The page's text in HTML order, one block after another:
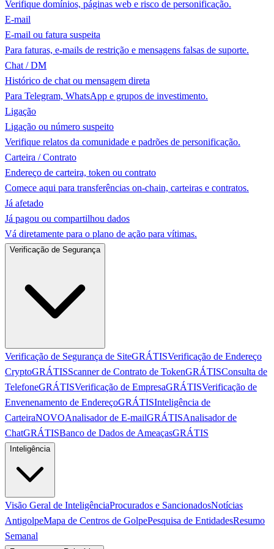
Verifique domínios, páginas web e risco de personificação.
E-mail
E-mail ou fatura suspeita
Para faturas, e-mails de restrição e mensagens falsas de suporte.
Chat / DM
Histórico de chat ou mensagem direta
Para Telegram, WhatsApp e grupos de investimento.
Ligação
Ligação ou número suspeito
Verifique relatos da comunidade e padrões de personificação.
Carteira / Contrato
Endereço de carteira, token ou contrato
Comece aqui para transferências on-chain, carteiras e contratos.
Já afetado
Já pagou ou compartilhou dados
Vá diretamente para o plano de ação para vítimas.
Verificação de Segurança
Verificação de Segurança de SiteGRÁTISVerificação de Endereço
CryptoGRÁTISScanner de Contrato de TokenGRÁTISConsulta de
TelefoneGRÁTISVerificação de EmpresaGRÁTISVerificação de
Envenenamento de EndereçoGRÁTISInteligência de
CarteiraNOVOAnalisador de E-mailGRÁTISAnalisador de
ChatGRÁTISBanco de Dados de AmeaçasGRÁTIS
Inteligência
Visão Geral de InteligênciaProcurados e SancionadosNotícias
AntigolpeMapa de Centros de GolpePesquisa de EntidadesResumo
Semanal